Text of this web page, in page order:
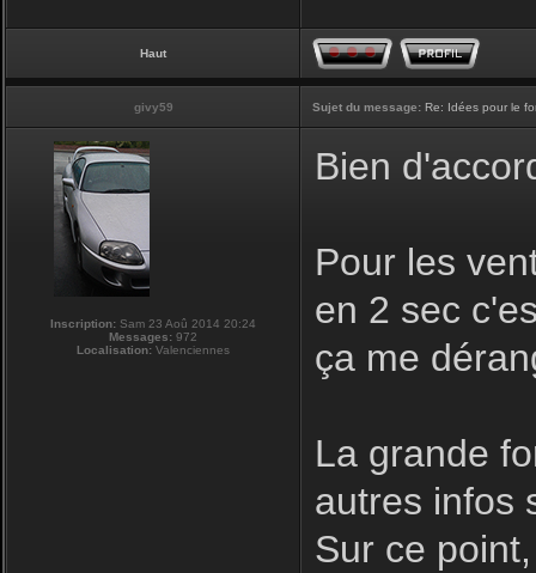
Haut
givy59 Sujet du message: Re: Idées pour le
Inscription: Sam 23 Aoû 2014 20:24
Messages: 972
Localisation: Valenciennes
Bien
Pour les
en 2 sec
ça me
La grande
autres infos
Sur ce